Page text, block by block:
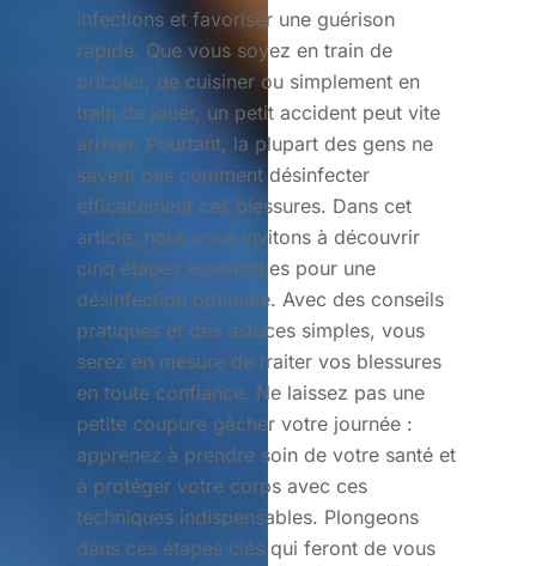
infections et favoriser une guérison
rapide. Que vous soyez en train de
bricoler, de cuisiner ou simplement en
train de jouer, un petit accident peut vite
arriver. Pourtant, la plupart des gens ne
savent pas comment désinfecter
efficacement ces blessures. Dans cet
article, nous vous invitons à découvrir
cinq étapes essentielles pour une
désinfection optimale. Avec des conseils
pratiques et des astuces simples, vous
serez en mesure de traiter vos blessures
en toute confiance. Ne laissez pas une
petite coupure gâcher votre journée :
apprenez à prendre soin de votre santé et
à protéger votre corps avec ces
techniques indispensables. Plongeons
dans ces étapes clés qui feront de vous